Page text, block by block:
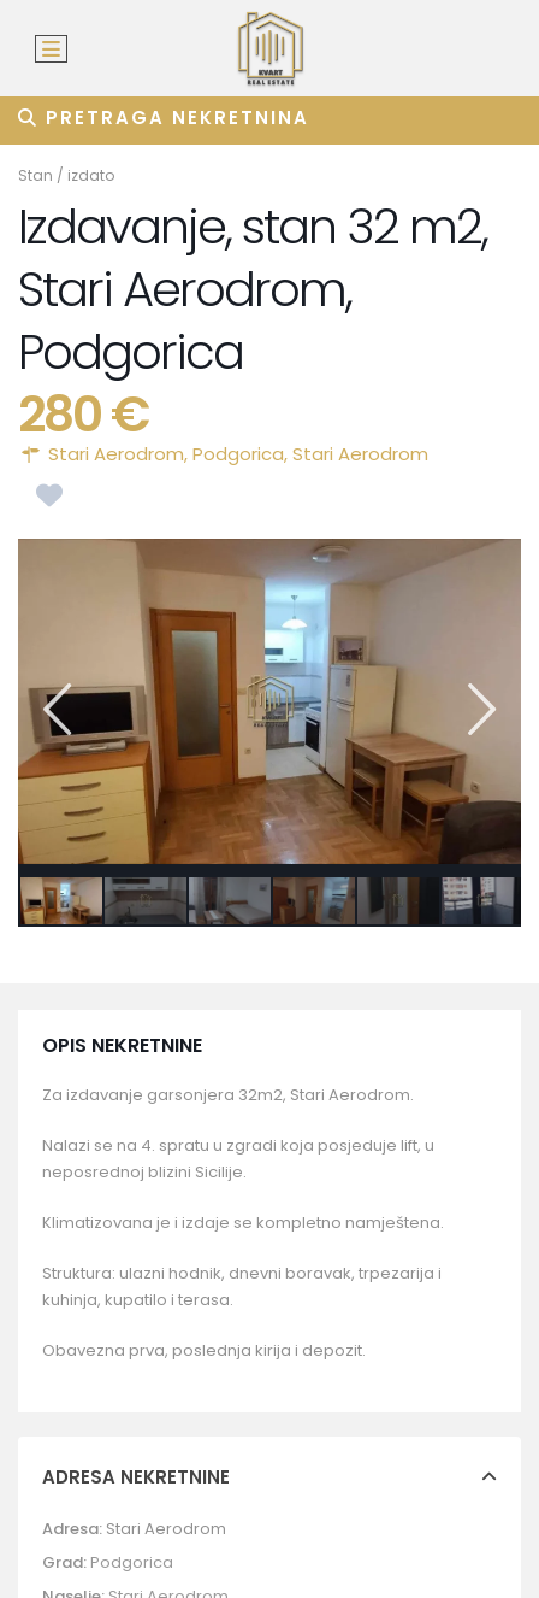
PRETRAGA NEKRETNINA
Stan / izdato
Izdavanje, stan 32 m2,
Stari Aerodrom,
Podgorica
280 €
Stari Aerodrom,Podgorica,Stari Aerodrom
OPIS NEKRETNINE
Za izdavanje garsonjera 32m2, Stari Aerodrom.
Nalazi se na 4. spratu u zgradi koja posjeduje lift, u
neposrednoj blizini Sicilije.
Klimatizovana je i izdaje se kompletno namještena.
Struktura: ulazni hodnik, dnevni boravak, trpezarija i
kuhinja, kupatilo i terasa.
Obavezna prva, poslednja kirija i depozit.
ADRESA NEKRETNINE
Adresa: Stari Aerodrom
Grad: Podgorica